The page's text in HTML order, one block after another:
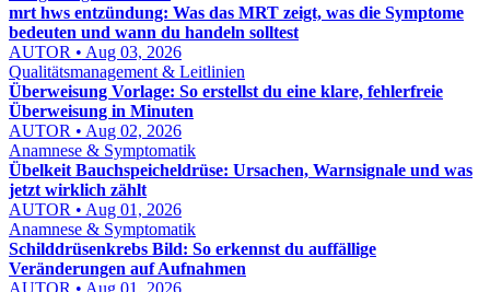
mrt hws entzündung: Was das MRT zeigt, was die Symptome
bedeuten und wann du handeln solltest
AUTOR • Aug 03, 2026
Qualitätsmanagement & Leitlinien
Überweisung Vorlage: So erstellst du eine klare, fehlerfreie
Überweisung in Minuten
AUTOR • Aug 02, 2026
Anamnese & Symptomatik
Übelkeit Bauchspeicheldrüse: Ursachen, Warnsignale und was
jetzt wirklich zählt
AUTOR • Aug 01, 2026
Anamnese & Symptomatik
Schilddrüsenkrebs Bild: So erkennst du auffällige
Veränderungen auf Aufnahmen
AUTOR • Aug 01, 2026